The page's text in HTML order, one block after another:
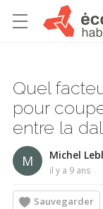
Quel
pour
entre la
M Michel
il y a 9 ans
Sauvegarder